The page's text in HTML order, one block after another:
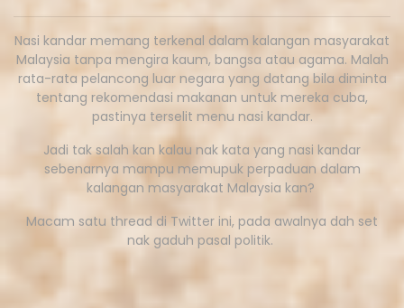
Nasi kandar memang terkenal dalam kalangan masyarakat
Malaysia tanpa mengira kaum, bangsa atau agama. Malah
rata-rata pelancong luar negara yang datang bila diminta
tentang rekomendasi makanan untuk mereka cuba,
pastinya terselit menu nasi kandar.
Jadi tak salah kan kalau nak kata yang nasi kandar
sebenarnya mampu memupuk perpaduan dalam
kalangan masyarakat Malaysia kan?
Macam satu thread di Twitter ini, pada awalnya dah set
nak gaduh pasal politik.